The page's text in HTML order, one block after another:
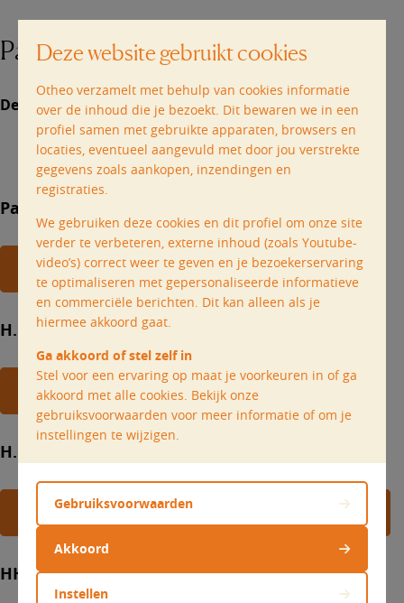
Parochies in het dekenaat Zottegem
De 4 parochies van het dekenaat Zottegem
Parochie Brakel/Lierde
Alle nieuws uit Brakel/Lierde
H. Bartholomeüs
Alle nieuws uit Geraardsbergen
H. Livinus
Alle nieuws uit Herzele en Sint-Lievens-Houtem
HH. Petrus&Paulus
Deze website gebruikt cookies
Otheo verzamelt met behulp van cookies informatie
over de inhoud die je bezoekt. Dit bewaren we in een
profiel samen met gebruikte apparaten, browsers en
locaties, eventueel aangevuld met door jou verstrekte
gegevens zoals aankopen, inzendingen en
registraties.
We gebruiken deze cookies en dit profiel om onze site
verder te verbeteren, externe inhoud (zoals Youtube-
video’s) correct weer te geven en je bezoekerservaring
te optimaliseren met gepersonaliseerde informatieve
en commerciële berichten. Dit kan alleen als je
hiermee akkoord gaat.
Ga akkoord of stel zelf in
Stel voor een ervaring op maat je voorkeuren in of ga
akkoord met alle cookies. Bekijk onze
gebruiksvoorwaarden voor meer informatie of om je
instellingen te wijzigen.
Gebruiksvoorwaarden
Akkoord
Instellen